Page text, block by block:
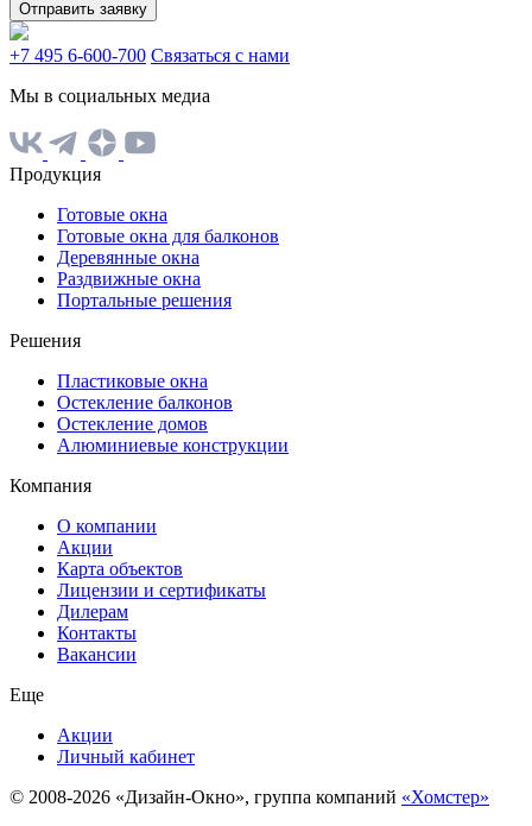
Отправить заявку
+7 495 6-600-700 Связаться с нами
Мы в социальных медиа
Продукция
Готовые окна
Готовые окна для балконов
Деревянные окна
Раздвижные окна
Портальные решения
Решения
Пластиковые окна
Остекление балконов
Остекление домов
Алюминиевые конструкции
Компания
О компании
Акции
Карта объектов
Лицензии и сертификаты
Дилерам
Контакты
Вакансии
Еще
Акции
Личный кабинет
© 2008-2026 «Дизайн-Окно», группа компаний «Хомстер»